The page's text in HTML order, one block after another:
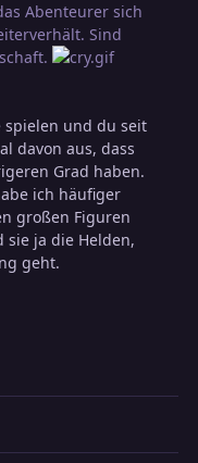
Abenteurer sich
Sind
spielen und du seit
davon aus, dass
Grad haben.
ich häufiger
großen Figuren
ja die Helden,
geht.